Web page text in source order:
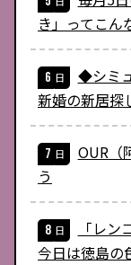
き」ってこん
◆シミ
新婚の新居探
OUR（
う
「レ
今日は徳島の